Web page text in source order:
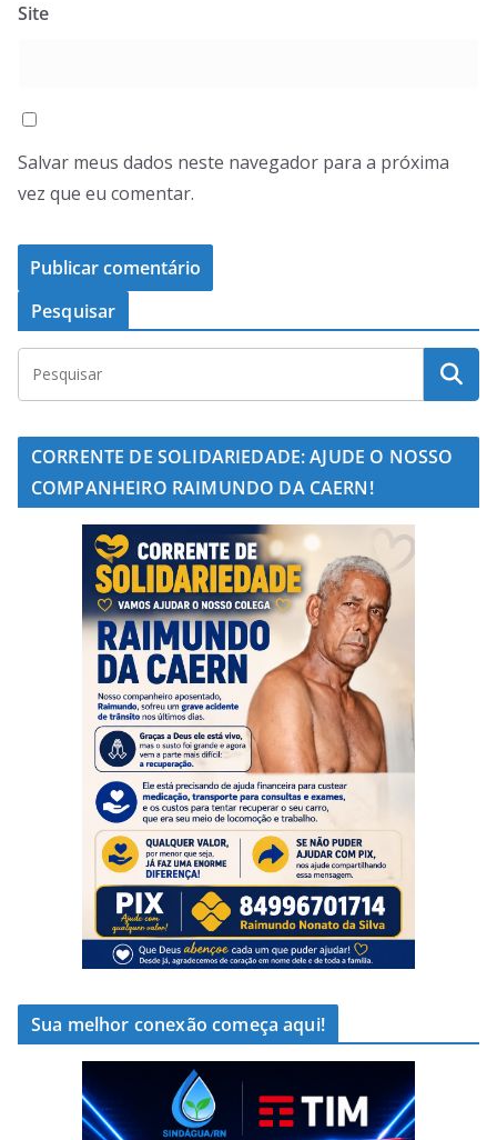
Site
Salvar meus dados neste navegador para a próxima
vez que eu comentar.
Pesquisar
CORRENTE DE SOLIDARIEDADE: AJUDE O NOSSO
COMPANHEIRO RAIMUNDO DA CAERN!
Sua melhor conexão começa aqui!